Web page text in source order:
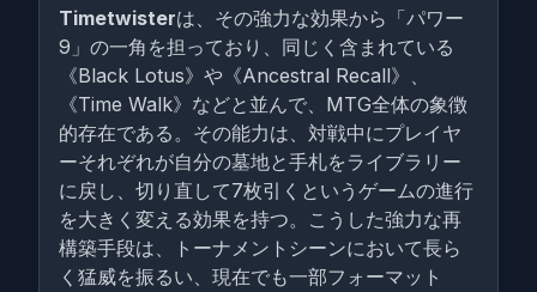
Timetwisterは、その強力な効果から「パワー
9」の一角を担っており、同じく含まれている
《Black Lotus》や《Ancestral Recall》、
《Time Walk》などと並んで、MTG全体の象徴
的存在である。その能力は、対戦中にプレイヤ
ーそれぞれが自分の墓地と手札をライブラリー
に戻し、切り直して7枚引くというゲームの進行
を大きく変える効果を持つ。こうした強力な再
構築手段は、トーナメントシーンにおいて長ら
く猛威を振るい、現在でも一部フォーマット